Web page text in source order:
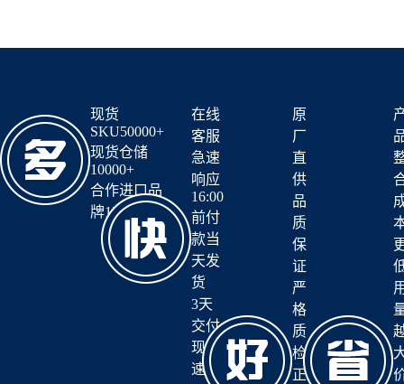
现货
SKU50000+
现货仓储
10000+
合作进口品
牌12+
在线
客服
急速
响应
16:00
前付
款当
天发
货
3天
交付
现货
速达
原
厂
直
供
品
质
保
证
严
格
质
检
正